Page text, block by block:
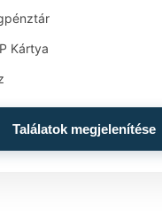
tűzhely
Kártya
Euro (€)
Kártya
Találatok megjelenítése